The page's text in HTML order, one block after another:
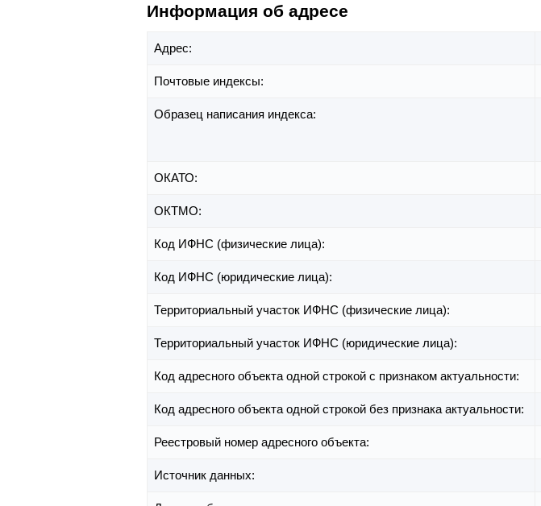
Информация об адресе
Адрес:
Почтовые индексы:
Образец написания индекса:
ОКАТО:
ОКТМО:
Код ИФНС (физические лица):
Код ИФНС (юридические лица):
Территориальный участок ИФНС (физические лица):
Территориальный участок ИФНС (юридические лица):
Код адресного объекта одной строкой с признаком актуальности:
Код адресного объекта одной строкой без признака актуальности:
Реестровый номер адресного объекта:
Источник данных: